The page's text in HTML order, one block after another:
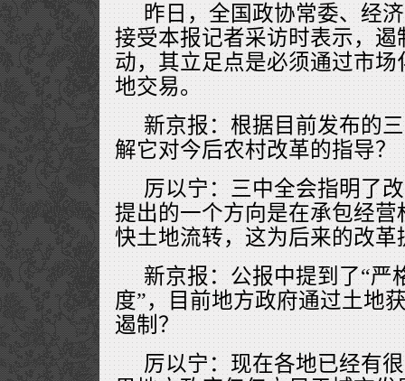
昨日，全国政协常委、经
接受本报记者采访时表示，
动，其立足点是必须通过市
地交易。
新京报：根据目前发布的
解它对今后农村改革的指导？
厉以宁：三中全会指明了
提出的一个方向是在承包经
快土地流转，这为后来的改革
新京报：公报中提到了“严
度”，目前地方政府通过土地
遏制？
厉以宁：现在各地已经有